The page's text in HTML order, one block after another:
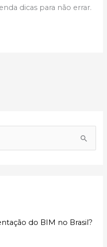
dicas para não errar.
do BIM no Brasil?